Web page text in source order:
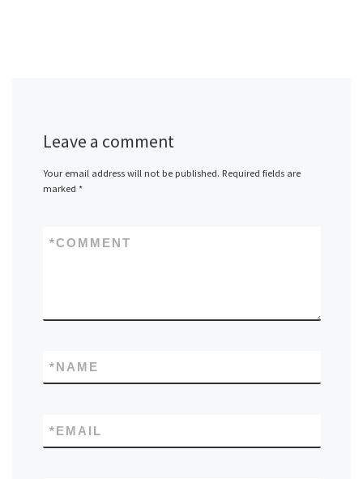
Leave a comment
Your email address will not be published. Required fields are
marked *
COMMENT
*
NAME
*
EMAIL
*